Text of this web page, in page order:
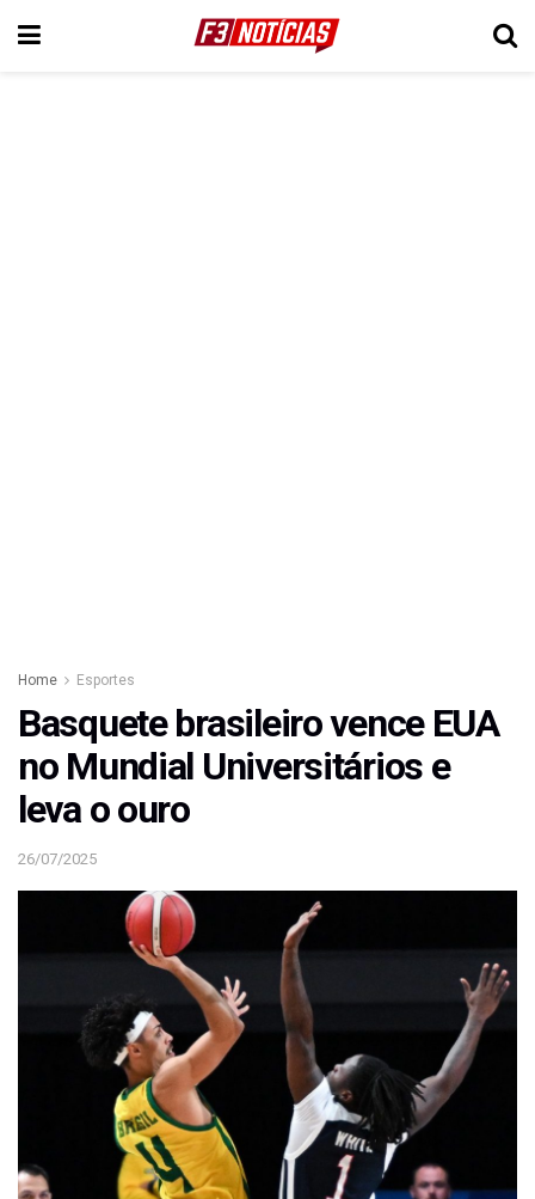
Home Esportes
Basquete brasileiro vence EUA
no Mundial Universitários e
leva o ouro
26/07/2025